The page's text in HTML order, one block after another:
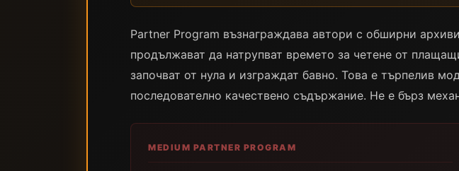
Partner Program възнаграждава автори с обширни
продължават да натрупват времето за четене от
започват от нула и изграждат бавно. Това е търпелив
последователно качествено съдържание. Не е бърз
MEDIUM PARTNER PROGRAM